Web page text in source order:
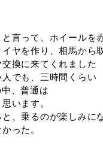
言って、ホイールを
ヤを作り、相馬から
換に来てくれました
でも、三時間くらい
、普通は
います。
、乗るのが楽しみに
った。